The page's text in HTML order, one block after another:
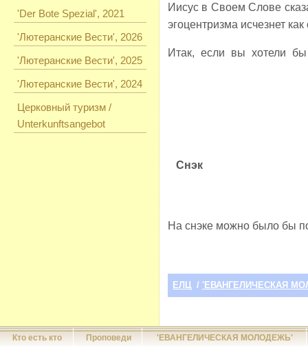
'Der Bote Spezial', 2021
'Лютеранские Вести', 2026
'Лютеранские Вести', 2025
'Лютеранские Вести', 2024
Церковный туризм /
Unterkunftsangebot
Иисус в Своем Слове
эгоцентризма исчезнет
Итак, если
Снэк
На снэке можно было бы
ЕЛЦ / 'ЕВАНГЕЛИЧЕСКАЯ
Кто есть кто Проповеди 'ЕВАНГЕЛИЧЕСКАЯ МОЛОДЕЖЬ'